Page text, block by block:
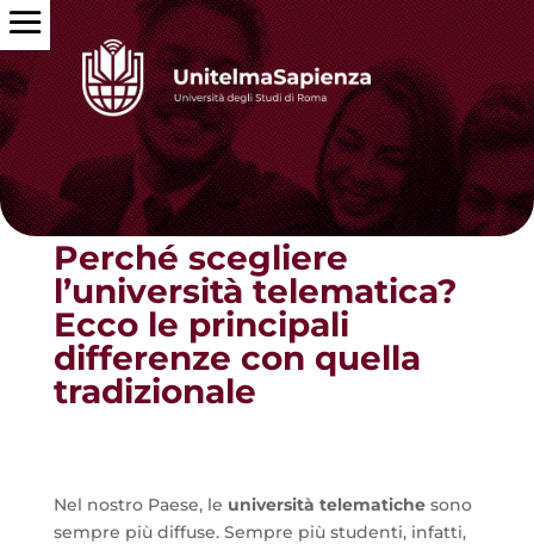
Torna alle news
Perché scegliere
l’università telematica?
Ecco le principali
differenze con quella
tradizionale
Nel nostro Paese, le università telematichesono
sempre più diffuse. Sempre più studenti, infatti,